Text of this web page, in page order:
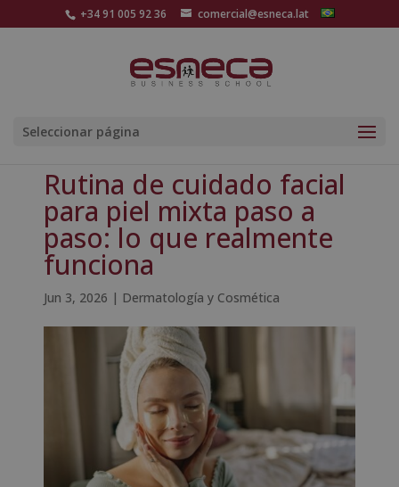
+34 91 005 92 36 comercial@esneca.lat
Seleccionar página
Rutina de cuidado facial
para piel mixta paso a
paso: lo que realmente
funciona
Jun 3, 2026 | Dermatología y Cosmética